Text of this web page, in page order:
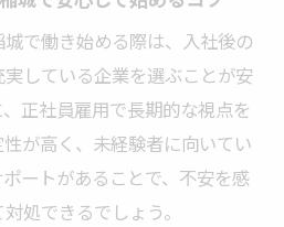
で働き始める際は、入社後の
している企業を選ぶことが安
正社員雇用で長期的な視点を
が高く、未経験者に向いてい
ートがあることで、不安を感
処できるでしょう。